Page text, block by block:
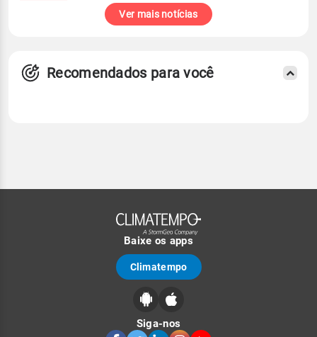
Ver mais notícias
Recomendados para você
Baixe os apps
Climatempo
Siga-nos